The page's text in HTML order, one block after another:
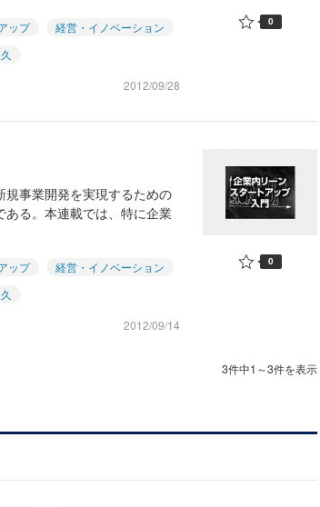
ップ
経営・イノベーション
2012/09/28
0
事業開発を実現するための
る。本連載では、特に企業
ップ
経営・イノベーション
2012/09/14
0
3件中1～3件を表示